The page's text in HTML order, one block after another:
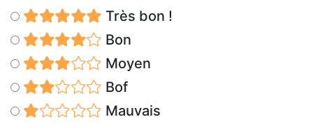
Très bon !
Bon
Moyen
Bof
Mauvais